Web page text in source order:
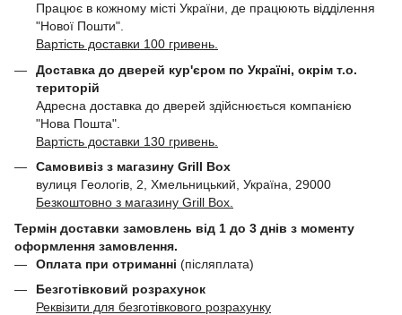
Працює в кожному місті України, де працюють відділення
"Нової Пошти".
Вартість доставки 100 гривень.
Доставка до дверей кур'єром по Україні, окрім т.о.
територій
Адресна доставка до дверей здійснюється компанією
"Нова Пошта".
Вартість доставки 130 гривень.
Самовивіз з магазину Grill Box
вулиця Геологів, 2, Хмельницький, Україна, 29000
Безкоштовно з магазину Grill Box.
Термін доставки замовлень від 1 до 3 днів з моменту
оформлення замовлення.
Оплата при отриманні (післяплата)
Безготівковий розрахунок
Реквізити для безготівкового розрахунку